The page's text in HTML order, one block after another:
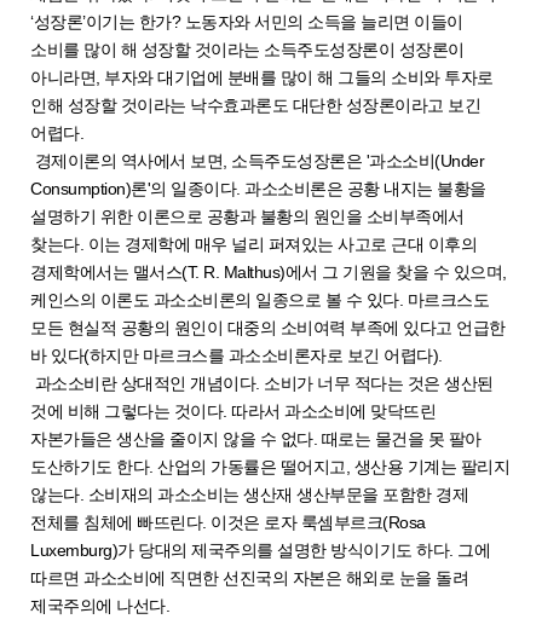
‘성장론’이기는 한가? 노동자와 서민의 소득을 늘리면 이들이
소비를 많이 해 성장할 것이라는 소득주도성장론이 성장론이
아니라면, 부자와 대기업에 분배를 많이 해 그들의 소비와 투자로
인해 성장할 것이라는 낙수효과론도 대단한 성장론이라고 보긴
어렵다.
경제이론의 역사에서 보면, 소득주도성장론은 '과소소비(Under
Consumption)론'의 일종이다. 과소소비론은 공황 내지는 불황을
설명하기 위한 이론으로 공황과 불황의 원인을 소비부족에서
찾는다. 이는 경제학에 매우 널리 퍼져있는 사고로 근대 이후의
경제학에서는 맬서스(T. R. Malthus)에서 그 기원을 찾을 수 있으며,
케인스의 이론도 과소소비론의 일종으로 볼 수 있다. 마르크스도
모든 현실적 공황의 원인이 대중의 소비여력 부족에 있다고 언급한
바 있다(하지만 마르크스를 과소소비론자로 보긴 어렵다).
과소소비란 상대적인 개념이다. 소비가 너무 적다는 것은 생산된
것에 비해 그렇다는 것이다. 따라서 과소소비에 맞닥뜨린
자본가들은 생산을 줄이지 않을 수 없다. 때로는 물건을 못 팔아
도산하기도 한다. 산업의 가동률은 떨어지고, 생산용 기계는 팔리지
않는다. 소비재의 과소소비는 생산재 생산부문을 포함한 경제
전체를 침체에 빠뜨린다. 이것은 로자 룩셈부르크(Rosa
Luxemburg)가 당대의 제국주의를 설명한 방식이기도 하다. 그에
따르면 과소소비에 직면한 선진국의 자본은 해외로 눈을 돌려
제국주의에 나선다.